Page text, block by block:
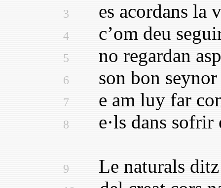
3 es acordans la
4 c’om deu
5 no regardan
6 son bon seynor
7 e am luy far
8 e·ls dans sofrir
9 Le naturals ditz